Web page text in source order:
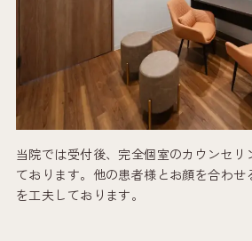
当院では受付後、完全個室のカウンセリ
ております。他の患者様とお顔を合わ
を工夫しております。